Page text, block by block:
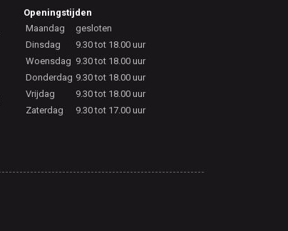
Openingstijden
Maandag
gesloten
Dinsdag
9.30 tot 18.00 uur
Woensdag 9.30 tot 18.00 uur
Donderdag 9.30 tot 18.00 uur
Vrijdag
9.30 tot 18.00 uur
Zaterdag
9.30 tot 17.00 uur